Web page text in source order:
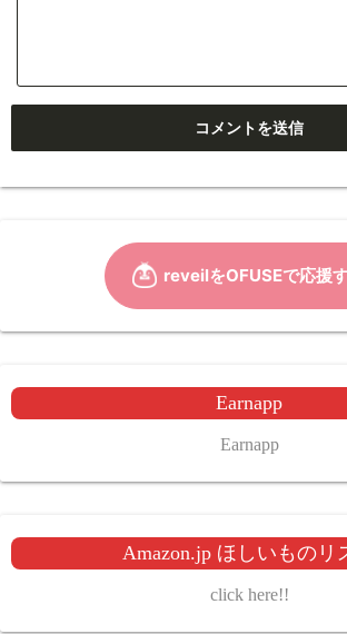
Earnapp
Earnapp
Amazon.jp ほしいものリ
click here!!